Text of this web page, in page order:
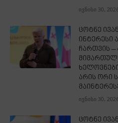
ივნისი 30,
ცოტნე
ინტერესი
ჩართვის –
არის ორი
ივნისი 30,
ცოტნე